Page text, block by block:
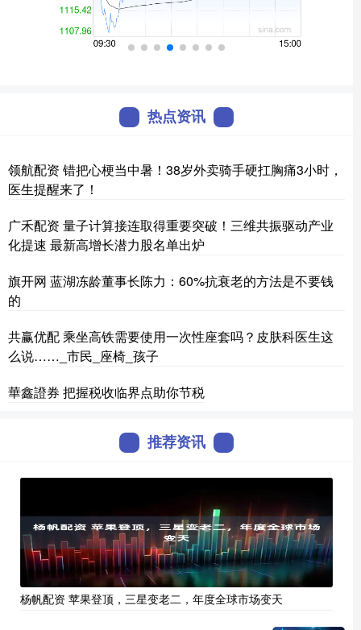
热点资讯
领航配资 错把心梗当中暑！38岁外卖骑手硬扛胸痛3小时，
医生提醒来了！
广禾配资 量子计算接连取得重要突破！三维共振驱动产业
化提速 最新高增长潜力股名单出炉
旗开网 蓝湖冻龄董事长陈力：60%抗衰老的方法是不要钱
的
共赢优配 乘坐高铁需要使用一次性座套吗？皮肤科医生这
么说……_市民_座椅_孩子
華鑫證券 把握税收临界点助你节税
推荐资讯
杨帆配资 苹果登顶，三星变老二，年度全球市场变天